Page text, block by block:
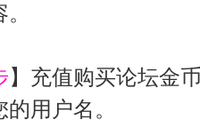
】充值购买论坛金
用户名。